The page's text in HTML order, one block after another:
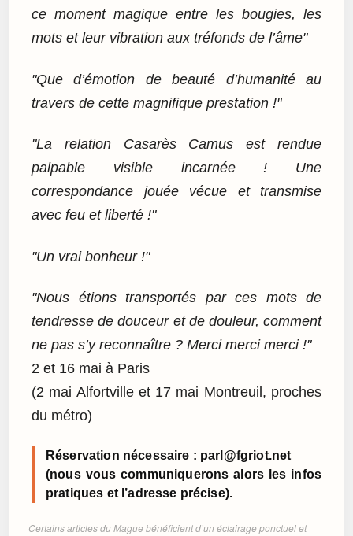
ce moment magique entre les bougies, les
mots et leur vibration aux tréfonds de l’âme"
"Que d’émotion de beauté d’humanité au
travers de cette magnifique prestation !"
"La relation Casarès Camus est rendue
palpable visible incarnée ! Une
correspondance jouée vécue et transmise
avec feu et liberté !"
"Un vrai bonheur !"
"Nous étions transportés par ces mots de
tendresse de douceur et de douleur, comment
ne pas s’y reconnaître ? Merci merci merci !"
2 et 16 mai à Paris
(2 mai Alfortville et 17 mai Montreuil, proches
du métro)
Réservation nécessaire : parl@fgriot.net
(nous vous communiquerons alors les infos
pratiques et l’adresse précise).
Certains articles du Mague bénéficient d’un éclairage ponctuel et